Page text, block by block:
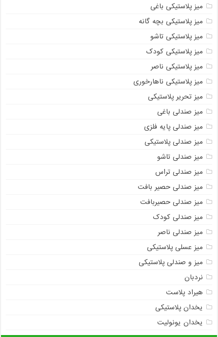
میز پلاستیکی باغی
میز پلاستیکی بچه گانه
میز پلاستیکی تاشو
میز پلاستیکی کودک
میز پلاستیکی ناصر
میز پلاستیکی ناهارخوری
میز تحریر پلاستیکی
میز صندلی باغی
میز صندلی پایه فلزی
میز صندلی پلاستیکی
میز صندلی تاشو
میز صندلی تراس
میز صندلی حصیر بافت
میز صندلی حصیربافت
میز صندلی کودک
میز صندلی ناصر
میز عسلی پلاستیکی
میز و صندلی پلاستیکی
نردبان
هیراد پلاست
یخدان پلاستیکی
یخدان یونولیت